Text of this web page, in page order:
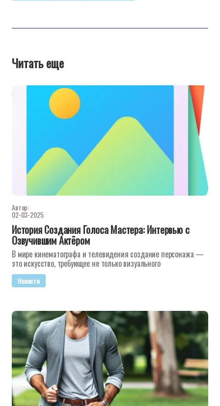
Читать еще
Автор:
02-03-2025
История Создания Голоса Мастера: Интервью с
Озвучившим Актёром
В мире кинематографа и телевидения создание персонажа —
это искусство, требующее не только визуального
Новости